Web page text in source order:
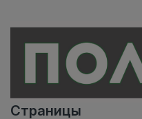
Страницы